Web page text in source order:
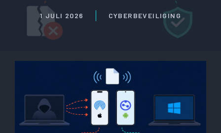
1 JULI 2026 CYBERBEVEILIGING